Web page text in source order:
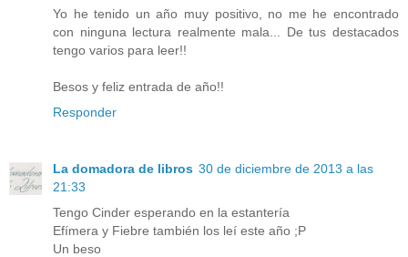
Yo he tenido un año muy positivo, no me he encontrado
con ninguna lectura realmente mala... De tus destacados
tengo varios para leer!!
Besos y feliz entrada de año!!
Responder
La domadora de libros 30 de diciembre de 2013 a las
21:33
Tengo Cinder esperando en la estantería
Efímera y Fiebre también los leí este año ;P
Un beso